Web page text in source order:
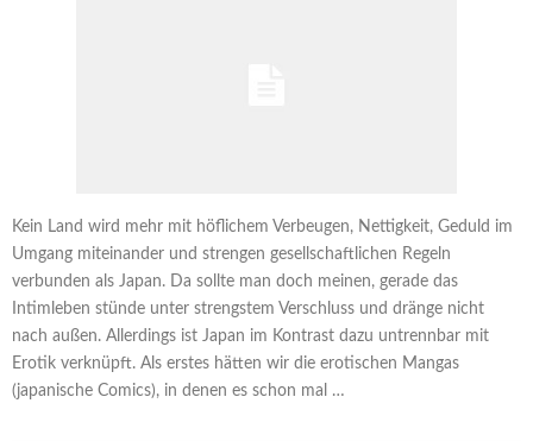
Kein Land wird mehr mit höflichem Verbeugen, Nettigkeit, Geduld im
Umgang miteinander und strengen gesellschaftlichen Regeln
verbunden als Japan. Da sollte man doch meinen, gerade das
Intimleben stünde unter strengstem Verschluss und dränge nicht
nach außen. Allerdings ist Japan im Kontrast dazu untrennbar mit
Erotik verknüpft. Als erstes hätten wir die erotischen Mangas
(japanische Comics), in denen es schon mal …